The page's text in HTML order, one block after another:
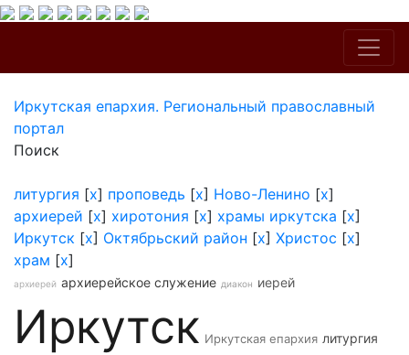
Иркутская епархия. Региональный православный
портал
Поиск
литургия [x] проповедь [x] Ново-Ленино [x]
архиерей [x] хиротония [x] храмы иркутска [x]
Иркутск [x] Октябрьский район [x] Христос [x]
храм [x]
архиерей архиерейское служение диакон иерей
Иркутск Иркутская епархия литургия